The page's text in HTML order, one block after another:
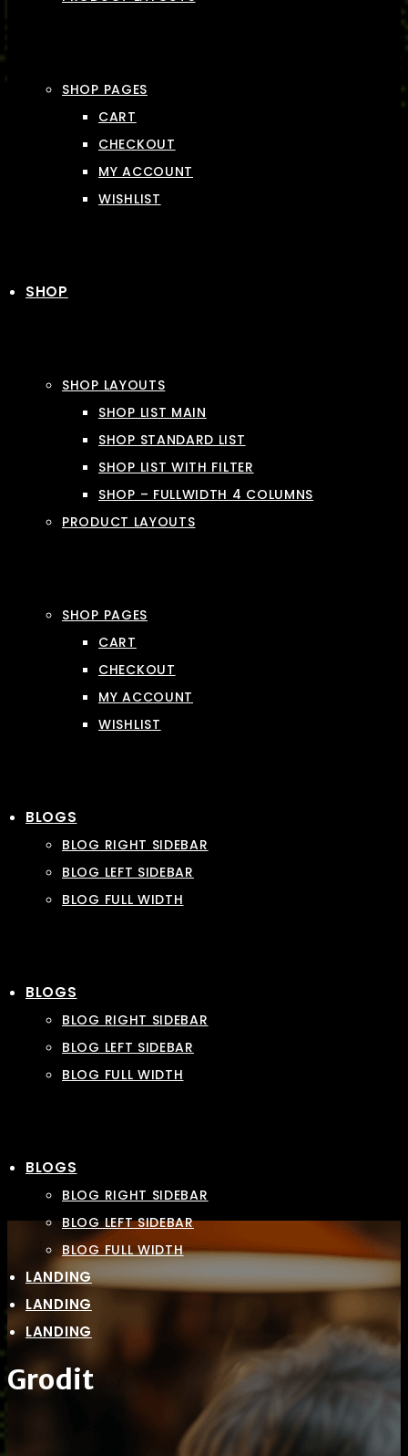
SHOP PAGES
CART
CHECKOUT
MY ACCOUNT
WISHLIST
SHOP
SHOP LAYOUTS
SHOP LIST MAIN
SHOP STANDARD LIST
SHOP LIST WITH FILTER
SHOP – FULLWIDTH 4 COLUMNS
PRODUCT LAYOUTS
SHOP PAGES
CART
CHECKOUT
MY ACCOUNT
WISHLIST
BLOGS
BLOG RIGHT SIDEBAR
BLOG LEFT SIDEBAR
BLOG FULL WIDTH
BLOGS
BLOG RIGHT SIDEBAR
BLOG LEFT SIDEBAR
BLOG FULL WIDTH
BLOGS
BLOG RIGHT SIDEBAR
BLOG LEFT SIDEBAR
BLOG FULL WIDTH
LANDING
LANDING
LANDING
Grodit